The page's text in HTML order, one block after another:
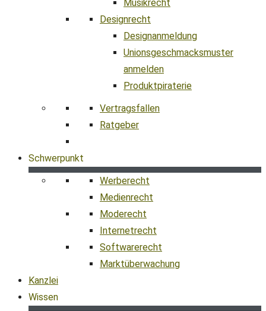
Musikrecht
Designrecht
Designanmeldung
Unionsgeschmacksmuster
anmelden
Produktpiraterie
Vertragsfallen
Ratgeber
Schwerpunkt
Werberecht
Medienrecht
Moderecht
Internetrecht
Softwarerecht
Marktüberwachung
Kanzlei
Wissen